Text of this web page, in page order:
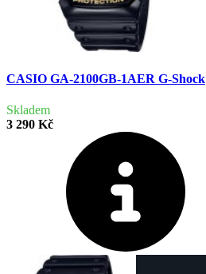
CASIO GA-2100GB-1AER G-Shock
Skladem
3 290 Kč